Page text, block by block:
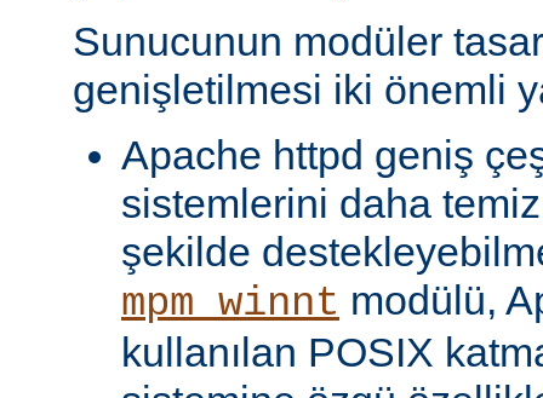
Sunucunun modüler
genişletilmesi iki önemli
Apache httpd geniş
sistemlerini daha
şekilde
mpm_winnt modülü,
kullanılan POSIX